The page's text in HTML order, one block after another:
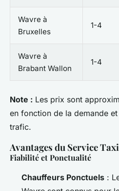
Wavre à
Bruxelles
1-4
Wavre à
Brabant Wallon
1-4
Note : Les prix sont
en fonction de la demande
trafic.
Avantages du Service
Fiabilité et Ponctualité
Chauffeurs Ponctuels :